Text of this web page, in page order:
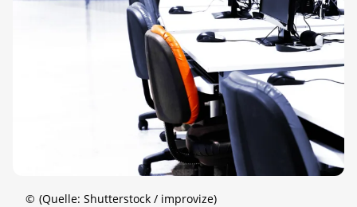
© (Quelle: Shutterstock / improvize)